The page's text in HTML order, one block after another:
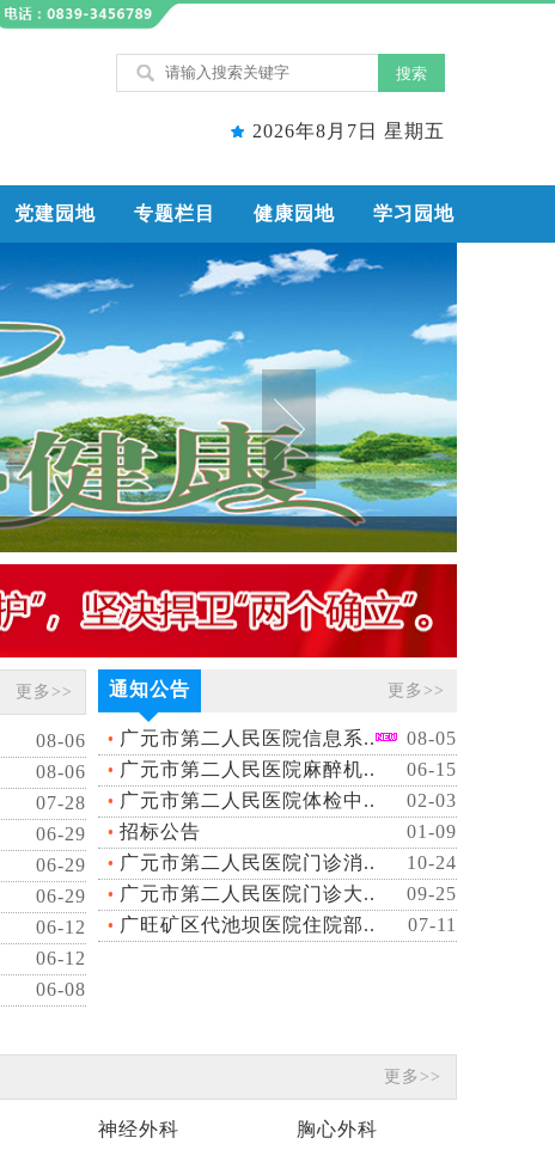
2026年8月7日 星期五
党建园地 专题栏目 健康园地 学习园地
更多>>
08-06
08-06
07-28
06-29
06-29
06-29
06-12
06-12
06-08
通知公告 更多>>
广元市第二人民医院信息系..
08-05
广元市第二人民医院麻醉机..
06-15
广元市第二人民医院体检中..
02-03
招标公告
01-09
广元市第二人民医院门诊消..
10-24
广元市第二人民医院门诊大..
09-25
广旺矿区代池坝医院住院部..
07-11
更多>>
神经外科
胸心外科